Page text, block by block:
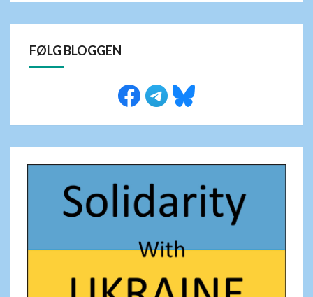
FØLG BLOGGEN